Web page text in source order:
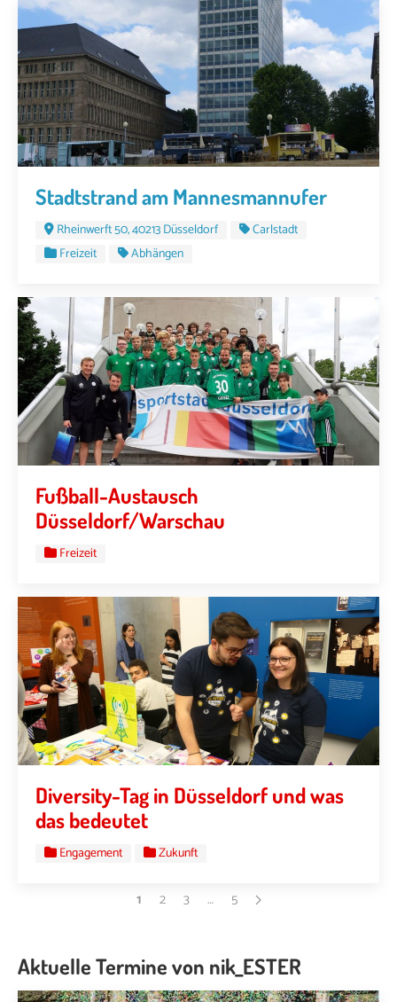
Stadtstrand am Mannesmannufer
Rheinwerft 50, 40213 Düsseldorf
Carlstadt
Freizeit
Abhängen
Fußball-Austausch
Düsseldorf/Warschau
Freizeit
Diversity-Tag in Düsseldorf und was
das bedeutet
Engagement Zukunft
1 2 3 … 5
Aktuelle Termine von nik_ESTER